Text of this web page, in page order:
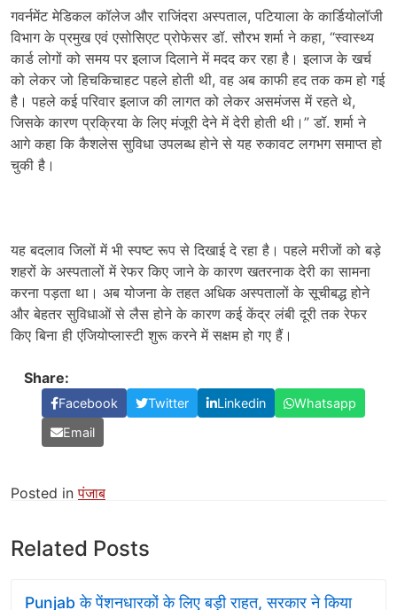
गवर्नमेंट मेडिकल कॉलेज और राजिंदरा अस्पताल, पटियाला के कार्डियोलॉजी
विभाग के प्रमुख एवं एसोसिएट प्रोफेसर डॉ. सौरभ शर्मा ने कहा, “स्वास्थ्य
कार्ड लोगों को समय पर इलाज दिलाने में मदद कर रहा है। इलाज के खर्च
को लेकर जो हिचकिचाहट पहले होती थी, वह अब काफी हद तक कम हो गई
है। पहले कई परिवार इलाज की लागत को लेकर असमंजस में रहते थे,
जिसके कारण प्रक्रिया के लिए मंजूरी देने में देरी होती थी।” डॉ. शर्मा ने
आगे कहा कि कैशलेस सुविधा उपलब्ध होने से यह रुकावट लगभग समाप्त हो
चुकी है।
यह बदलाव जिलों में भी स्पष्ट रूप से दिखाई दे रहा है। पहले मरीजों को बड़े
शहरों के अस्पतालों में रेफर किए जाने के कारण खतरनाक देरी का सामना
करना पड़ता था। अब योजना के तहत अधिक अस्पतालों के सूचीबद्ध होने
और बेहतर सुविधाओं से लैस होने के कारण कई केंद्र लंबी दूरी तक रेफर
किए बिना ही एंजियोप्लास्टी शुरू करने में सक्षम हो गए हैं।
Share:
Facebook Twitter Linkedin
Whatsapp
Email
Posted inपंजाब
Related Posts
Punjab के पेंशनधारकों के लिए बड़ी राहत, सरकार ने किया